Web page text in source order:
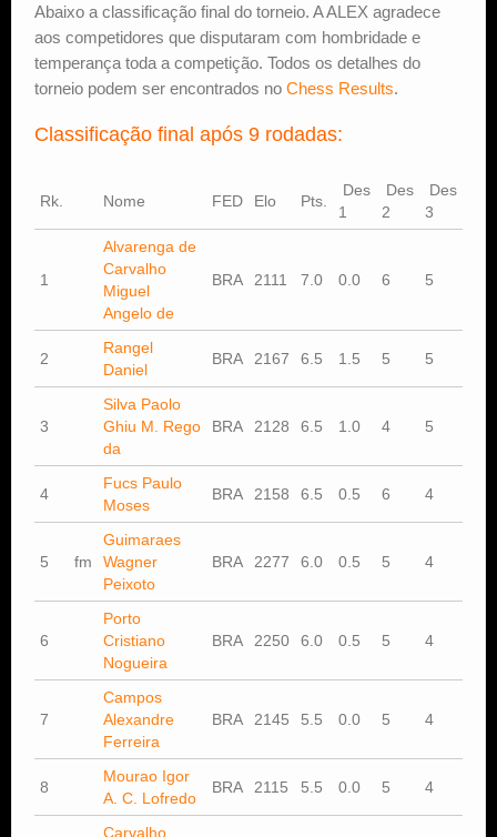
Abaixo a classificação final do torneio. A ALEX agradece
aos competidores que disputaram com hombridade e
temperança toda a competição. Todos os detalhes do
torneio podem ser encontrados no Chess Results.
Classificação final após 9 rodadas:
Rk. Nome FED Elo Pts.
Des
1
Des
2
Des
3
1
Alvarenga de
Carvalho
Miguel
Angelo de
BRA 2111 7.0 0.0 6 5
2
Rangel
Daniel
BRA 2167 6.5 1.5 5 5
3
Silva Paolo
Ghiu M. Rego
da
BRA 2128 6.5 1.0 4 5
4
Fucs Paulo
Moses
BRA 2158 6.5 0.5 6 4
5 fm
Guimaraes
Wagner
Peixoto
BRA 2277 6.0 0.5 5 4
6
Porto
Cristiano
Nogueira
BRA 2250 6.0 0.5 5 4
7
Campos
Alexandre
Ferreira
BRA 2145 5.5 0.0 5 4
8
Mourao Igor
A. C. Lofredo
BRA 2115 5.5 0.0 5 4
Carvalho